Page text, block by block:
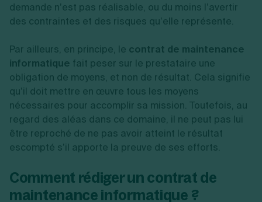
demande n’est pas réalisable, ou du moins l’avertir
des contraintes et des risques qu’elle représente.
Par ailleurs, en principe, le contrat de maintenance
informatique fait peser sur le prestataire une
obligation de moyens, et non de résultat. Cela signifie
qu’il doit mettre en œuvre tous les moyens
nécessaires pour accomplir sa mission. Toutefois, au
regard des aléas dans ce domaine, il ne peut pas lui
être reproché de ne pas avoir atteint le résultat
escompté s’il apporte la preuve de ses efforts.
Comment rédiger un contrat de
maintenance informatique ?